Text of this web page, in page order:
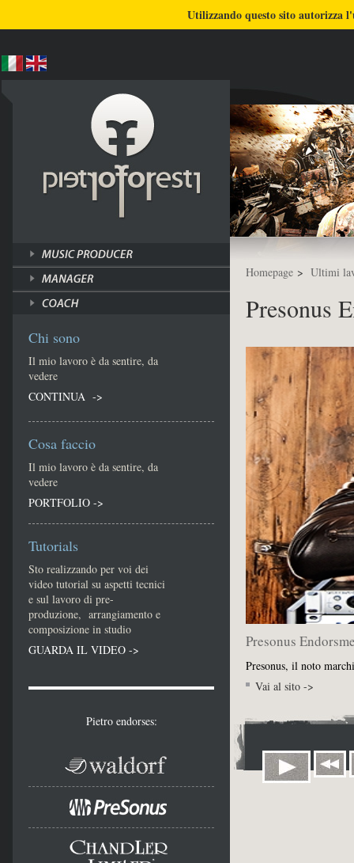
COSA FACCIO ULTIMI LAVORI
Homepage > Ultimi
Presonus
Presonus
Presonus, il noto
Vai al sito ->
Chi sono
Il mio lavoro è da sentire, da
vedere
CONTINUA ->
Cosa faccio
Il mio lavoro è da sentire, da
vedere
PORTFOLIO ->
Tutorials
Sto realizzando per voi dei
video tutorial su aspetti tecnici
e sul lavoro di pre-
produzione, arrangiamento e
composizione in studio
GUARDA IL VIDEO ->
Pietro endorses:
Utilizzando questo sito autorizza